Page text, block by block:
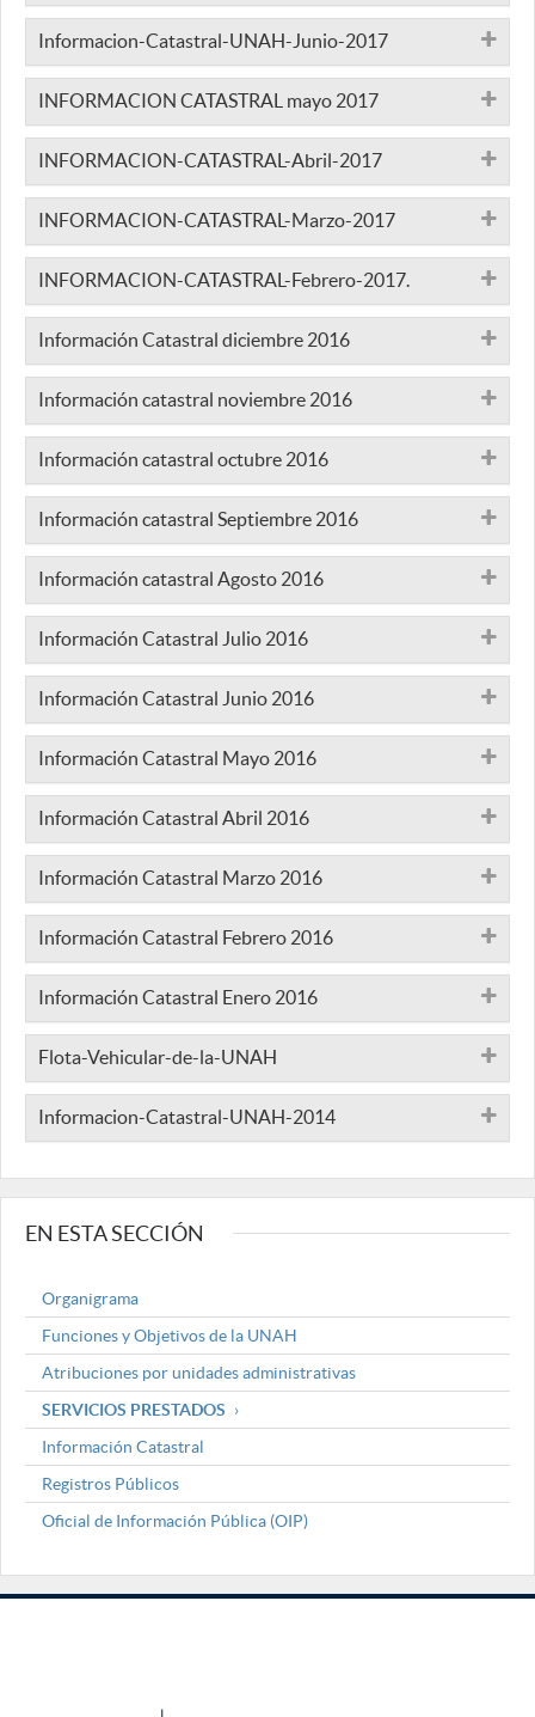
Informacion-Catastral-UNAH-Junio-2017
INFORMACION CATASTRAL mayo 2017
INFORMACION-CATASTRAL-Abril-2017
INFORMACION-CATASTRAL-Marzo-2017
INFORMACION-CATASTRAL-Febrero-2017.
Información Catastral diciembre 2016
Información catastral noviembre 2016
Información catastral octubre 2016
Información catastral Septiembre 2016
Información catastral Agosto 2016
Información Catastral Julio 2016
Información Catastral Junio 2016
Información Catastral Mayo 2016
Información Catastral Abril 2016
Información Catastral Marzo 2016
Información Catastral Febrero 2016
Información Catastral Enero 2016
Flota-Vehicular-de-la-UNAH
Informacion-Catastral-UNAH-2014
EN ESTA SECCIÓN
Organigrama
Funciones y Objetivos de la UNAH
Atribuciones por unidades administrativas
SERVICIOS PRESTADOS
Información Catastral
Registros Públicos
Oficial de Información Pública (OIP)